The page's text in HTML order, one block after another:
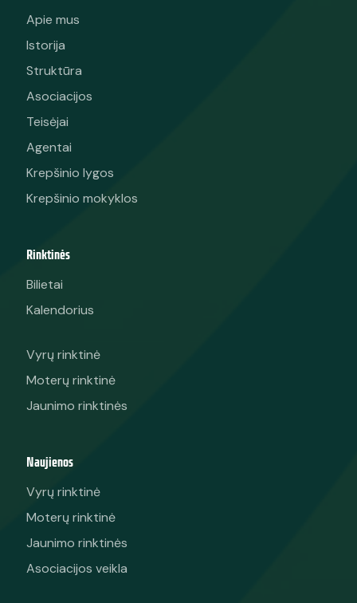
Apie mus
Istorija
Struktūra
Asociacijos
Teisėjai
Agentai
Krepšinio lygos
Krepšinio mokyklos
Rinktinės
Bilietai
Kalendorius
Vyrų rinktinė
Moterų rinktinė
Jaunimo rinktinės
Naujienos
Vyrų rinktinė
Moterų rinktinė
Jaunimo rinktinės
Asociacijos veikla